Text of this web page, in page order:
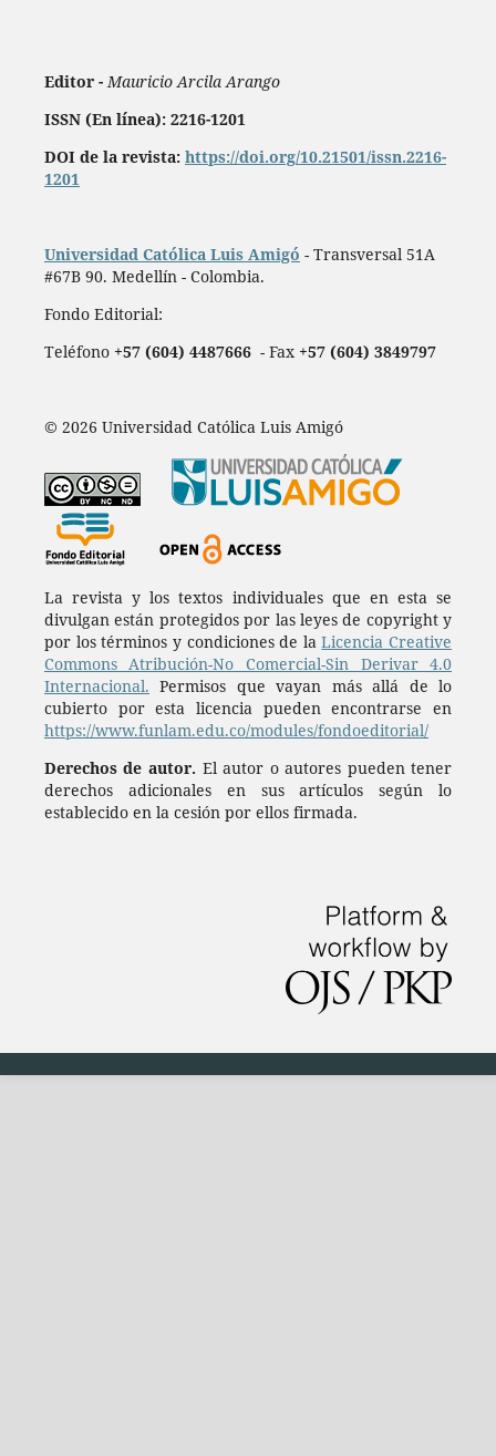
Editor -Mauricio Arcila Arango
ISSN (En línea): 2216-1201
DOI de la revista: https://doi.org/10.21501/issn.2216-
1201
Universidad Católica Luis Amigó - Transversal 51A
#67B 90. Medellín - Colombia.
Fondo Editorial:
Teléfono +57 (604) 4487666- Fax +57 (604) 3849797
© 2026 Universidad Católica Luis Amigó
La revista y los textos individuales que en esta se
divulgan están protegidos por las leyes de copyright y
por los términos y condiciones de laLicencia Creative
Commons Atribución-No Comercial-Sin Derivar 4.0
Internacional. Permisos que vayan más allá de lo
cubierto por esta licencia pueden encontrarse en
https://www.funlam.edu.co/modules/fondoeditorial/
Derechos de autor. El autor o autores pueden tener
derechos adicionales en sus artículos según lo
establecido en la cesión por ellos firmada.